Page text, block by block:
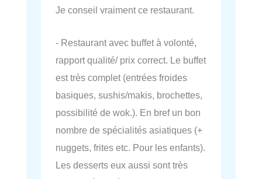
Je conseil vraiment ce restaurant.
- Restaurant avec buffet à volonté,
rapport qualité/ prix correct. Le buffet
est très complet (entrées froides
basiques, sushis/makis, brochettes,
possibilité de wok.). En bref un bon
nombre de spécialités asiatiques (+
nuggets, frites etc. Pour les enfants).
Les desserts eux aussi sont très